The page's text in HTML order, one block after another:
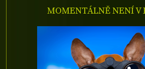
MOMENTÁLNĚ NENÍ V